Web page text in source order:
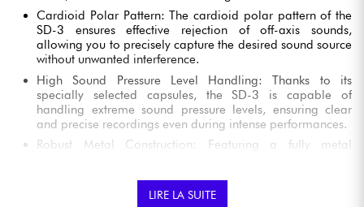
Cardioid Polar Pattern: The cardioid polar pattern of the
SD-3 ensures effective rejection of off-axis sounds,
allowing you to precisely capture the desired sound source
without unwanted interference.
High Sound Pressure Level Handling: Thanks to its
specially selected capsules, the SD-3 is capable of
handling extreme sound pressure levels, ensuring clear
and precise recordings even during intense performances.
Robust Metal Construction: Featuring a fully metal
The Hemisphere plug-in is available at the time of
LIRE LA SUITE